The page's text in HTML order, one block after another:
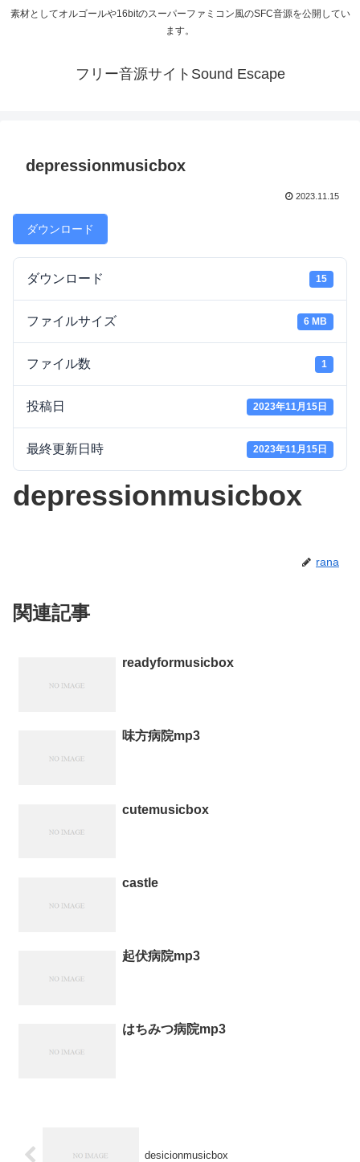
素材としてオルゴールや16bitのスーパーファミコン風のSFC音源を公開してい
ます。
フリー音源サイトSound Escape
depressionmusicbox
2023.11.15
ダウンロード
ダウンロード 15
ファイルサイズ 6 MB
ファイル数 1
投稿日 2023年11月15日
最終更新日時 2023年11月15日
depressionmusicbox
rana
関連記事
readyformusicbox
味方病院mp3
cutemusicbox
castle
起伏病院mp3
はちみつ病院mp3
desicionmusicbox